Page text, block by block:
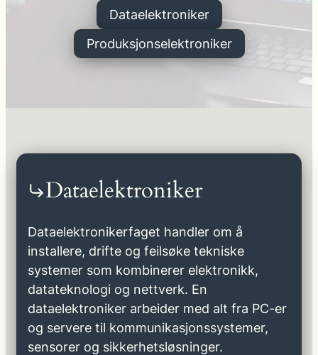
Dataelektroniker
Produksjonselektroniker
Dataelektroniker
Dataelektronikerfaget handler om å
installere, drifte og feilsøke tekniske
systemer som kombinerer elektronikk,
datateknologi og nettverk. En
dataelektroniker arbeider med alt fra PC-er
og servere til kommunikasjonssystemer,
sensorer og sikkerhetsløsninger.